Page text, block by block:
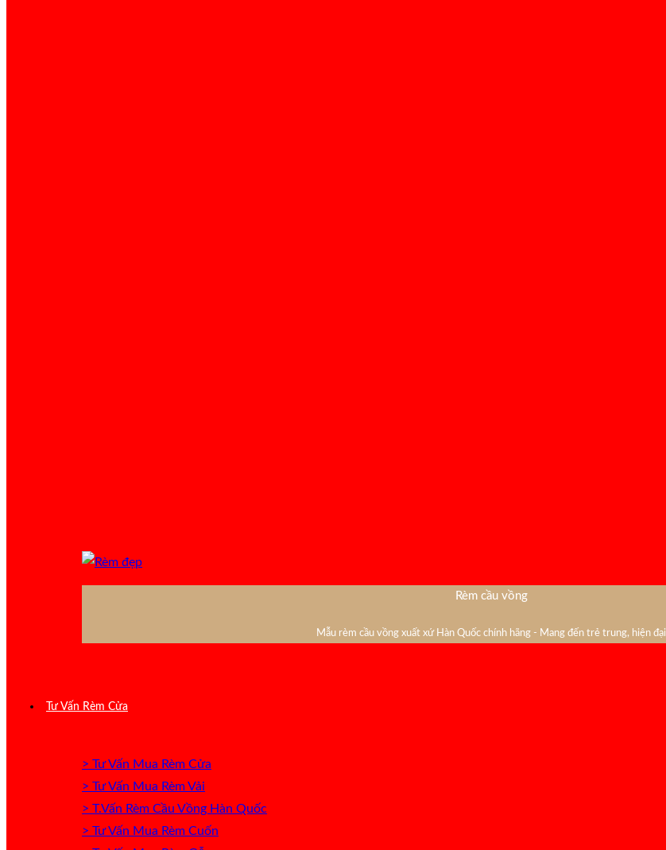
Rèm cầu vồng
Mẫu rèm cầu vồng xuất xứ Hàn Quốc chính hãng - Mang đến trẻ trung, hiện đại
Tư Vấn Rèm Cửa
> Tư Vấn Mua Rèm Cửa
> Tư Vấn Mua Rèm Vải
> T.Vấn Rèm Cầu Vồng Hàn Quốc
> Tư Vấn Mua Rèm Cuốn